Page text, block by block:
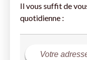
Il vous suffit de
quotidienne :